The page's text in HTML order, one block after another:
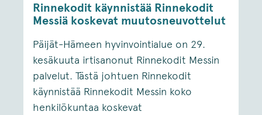
Rinnekodit käynnistää Rinnekodit
Messiä koskevat muutosneuvottelut
Päijät-Hämeen hyvinvointialue on 29.
kesäkuuta irtisanonut Rinnekodit Messin
palvelut. Tästä johtuen Rinnekodit
käynnistää Rinnekodit Messin koko
henkilökuntaa koskevat